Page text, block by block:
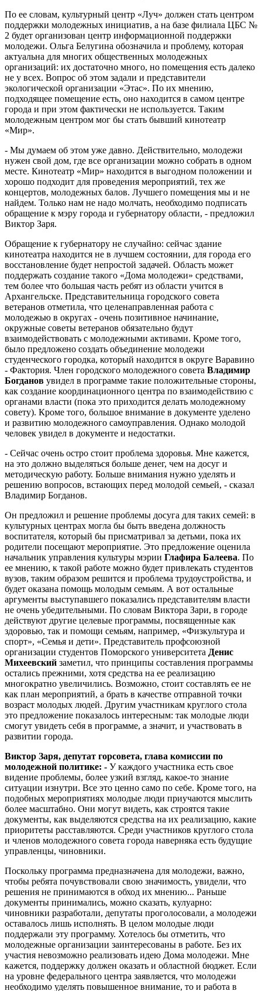
По ее словам, культурный центр «Луч» должен стать центром
поддержки молодежных инициатив, а на базе филиала ЦБС №
2 будет организован центр информационной поддержки
молодежи. Ольга Белугина обозначила и проблему, которая
актуальна для многих общественных молодежных
организаций: их достаточно много, но помещения есть далеко
не у всех. Вопрос об этом задали и представители
экологической организации «Этас». По их мнению,
подходящее помещение есть, оно находится в самом центре
города и при этом фактически не используется. Таким
молодежным центром мог бы стать бывший кинотеатр
«Мир».
- Мы думаем об этом уже давно. Действительно, молодежи
нужен свой дом, где все организации можно собрать в одном
месте. Кинотеатр «Мир» находится в выгодном положении и
хорошо подходит для проведения мероприятий, тех же
концертов, молодежных балов. Лучшего помещения мы и не
найдем. Только нам не надо молчать, необходимо подписать
обращение к мэру города и губернатору области, - предложил
Виктор Заря.
Обращение к губернатору не случайно: сейчас здание
кинотеатра находится не в лучшем состоянии, для города его
восстановление будет непростой задачей. Область может
поддержать создание такого «Дома молодежи» средствами,
тем более что большая часть ребят из области учится в
Архангельске. Представительница городского совета
ветеранов отметила, что целенаправленная работа с
молодежью в округах - очень позитивное начинание,
окружные советы ветеранов обязательно будут
взаимодействовать с молодежными активами. Кроме того,
было предложено создать объединение молодежи
студенческого городка, который находится в округе Варавино
- Фактория. Член городского молодежного совета Владимир
Богданов увидел в программе такие положительные стороны,
как создание координационного центра по взаимодействию с
органами власти (пока это приходится делать молодежному
совету). Кроме того, большое внимание в документе уделено
и развитию молодежного самоуправления. Однако молодой
человек увидел в документе и недостатки.
- Сейчас очень остро стоит проблема здоровья. Мне кажется,
на это должно выделяться больше денег, чем на досуг и
методическую работу. Больше внимания нужно уделять и
решению вопросов, встающих перед молодой семьей, - сказал
Владимир Богданов.
Он предложил и решение проблемы досуга для таких семей: в
культурных центрах могла бы быть введена должность
воспитателя, который бы присматривал за детьми, пока их
родители посещают мероприятие. Это предложение оценила
начальник управления культуры мэрии Глафира Балеева. По
ее мнению, к такой работе можно будет привлекать студентов
вузов, таким образом решится и проблема трудоустройства, и
будет оказана помощь молодым семьям. А вот остальные
аргументы выступавшего показались представителям власти
не очень убедительными. По словам Виктора Зари, в городе
действуют другие целевые программы, посвященные как
здоровью, так и помощи семьям, например, «Физкультура и
спорт», «Семья и дети». Представитель профсоюзной
организации студентов Поморского университета Денис
Михеевский заметил, что принципы составления программы
остались прежними, хотя средства на ее реализацию
многократно увеличились. Возможно, стоит составлять ее не
как план мероприятий, а брать в качестве отправной точки
возраст молодых людей. Другим участникам круглого стола
это предложение показалось интересным: так молодые люди
смогут увидеть себя в программе, а значит, и участвовать в
развитии города.
Виктор Заря, депутат горсовета, глава комиссии по
молодежной политике: - У каждого участника есть свое
видение проблемы, более узкий взгляд, какое-то знание
ситуации изнутри. Все это ценно само по себе. Кроме того, на
подобных мероприятиях молодые люди приучаются мыслить
более масштабно. Они могут видеть, как строятся такие
документы, как выделяются средства на их реализацию, какие
приоритеты расставляются. Среди участников круглого стола
и членов молодежного совета города наверняка есть будущие
управленцы, чиновники.
Поскольку программа предназначена для молодежи, важно,
чтобы ребята почувствовали свою значимость, увидели, что
решения не принимаются в обход их мнению... Раньше
документы принимались, можно сказать, кулуарно:
чиновники разработали, депутаты проголосовали, а молодежи
оставалось лишь исполнять. В целом молодые люди
поддержали эту программу. Хотелось бы отметить, что
молодежные организации заинтересованы в работе. Без их
участия невозможно реализовать идею Дома молодежи. Мне
кажется, поддержку должен оказать и областной бюджет. Если
на уровне федерального центра заявляется, что молодежи
необходимо уделять повышенное внимание, то и работа в